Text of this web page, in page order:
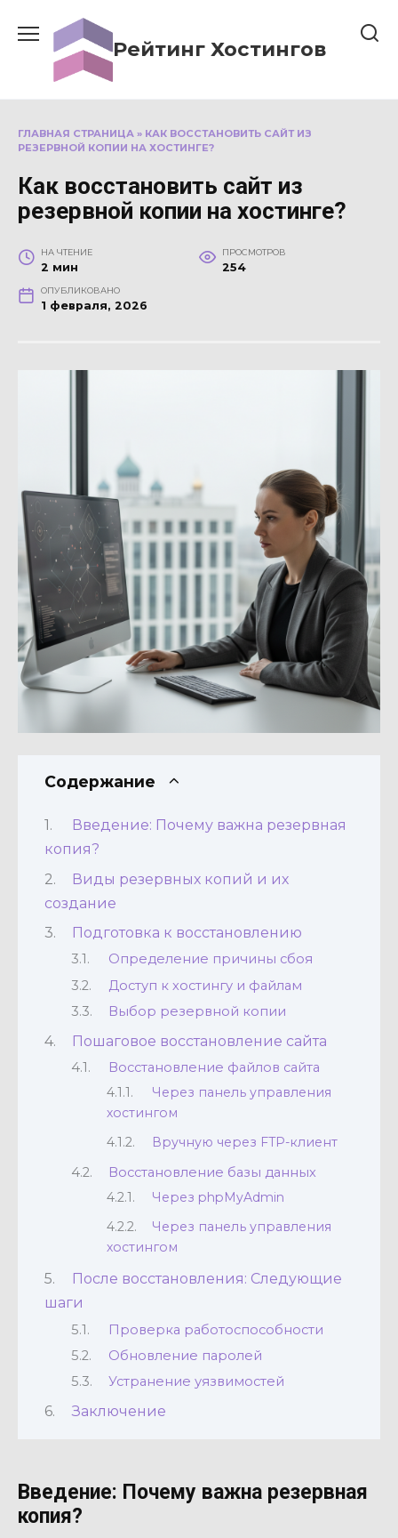
содержанию
Рейтинг Хостингов
ГЛАВНАЯ СТРАНИЦА » КАК ВОССТАНОВИТЬ САЙТ ИЗ
РЕЗЕРВНОЙ КОПИИ НА ХОСТИНГЕ?
Как восстановить сайт из
резервной копии на хостинге?
НА ЧТЕНИЕ
2 мин
ПРОСМОТРОВ
254
ОПУБЛИКОВАНО
1 февраля, 2026
Содержание
Введение: Почему важна резервная
копия?
Виды резервных копий и их
создание
Подготовка к восстановлению
Определение причины сбоя
Доступ к хостингу и файлам
Выбор резервной копии
Пошаговое восстановление сайта
Восстановление файлов сайта
Через панель управления
хостингом
Вручную через FTP-клиент
Восстановление базы данных
Через phpMyAdmin
Через панель управления
хостингом
После восстановления: Следующие
шаги
Проверка работоспособности
Обновление паролей
Устранение уязвимостей
Заключение
Введение: Почему важна резервная
копия?